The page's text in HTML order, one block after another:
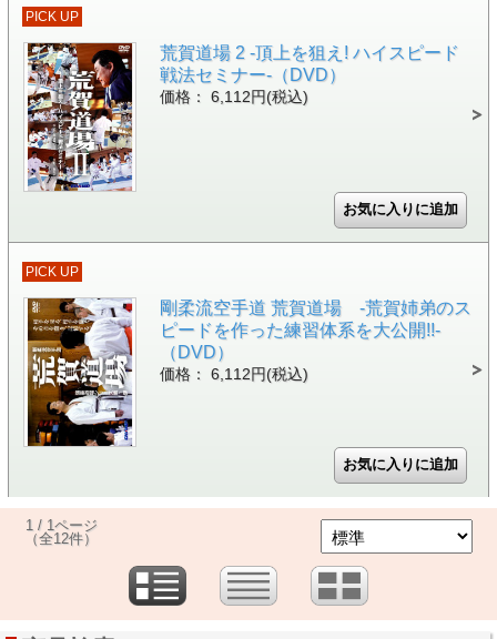
PICK UP
荒賀道場 2 -頂上を狙え! ハイスピード
戦法セミナー-（DVD）
価格： 6,112円(税込)
PICK UP
剛柔流空手道 荒賀道場 -荒賀姉弟のス
ピードを作った練習体系を大公開!!-
（DVD）
価格： 6,112円(税込)
1 / 1ページ
（全12件）